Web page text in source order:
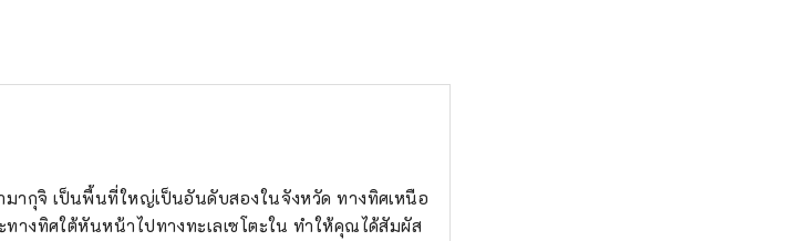
มากุจิ เป็นพื้นที่ใหญ่เป็นอันดับสองในจังหวัด ทางทิศเหนือ
ทางทิศใต้หันหน้าไปทางทะเลเซโตะใน ทำให้คุณได้สัมผัส